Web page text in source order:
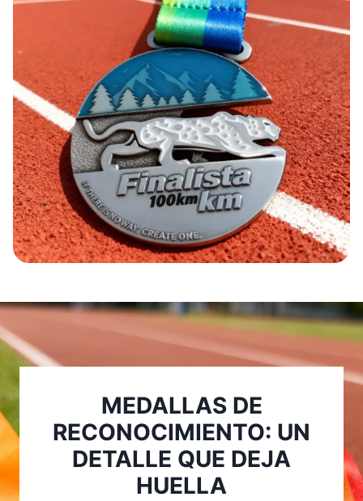
MEDALLAS DE
RECONOCIMIENTO: UN
DETALLE QUE DEJA
HUELLA